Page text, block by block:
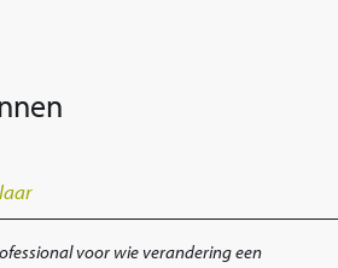
voor wie verandering een